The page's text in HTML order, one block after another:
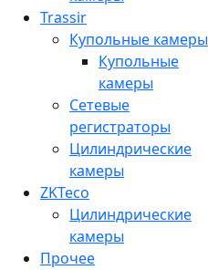
Trassir
Купольные камеры
Купольные
камеры
Сетевые
регистраторы
Цилиндрические
камеры
ZKTeco
Цилиндрические
камеры
Прочее